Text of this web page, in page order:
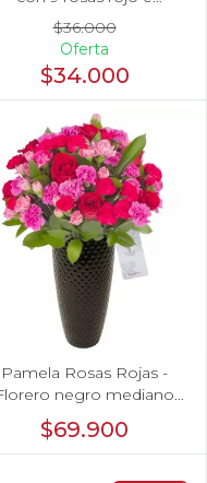
hypericum
$36.000
Oferta
$34.000
Pamela Rosas Rojas -
negro mediano
con rosas rojas y mini
claveles rosados y fucsias
$69.900